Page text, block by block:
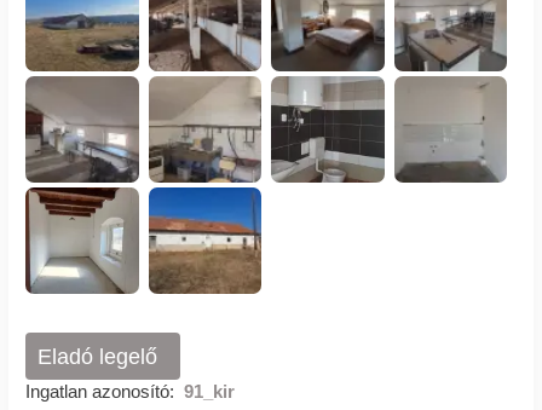
Eladó legelő
Ingatlan azonosító: 91_kir